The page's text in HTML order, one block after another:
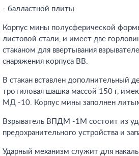
- балластной плиты
Корпус мины полусферической
листовой стали, и имеет две
стаканом для ввертывания
снаряжения корпуса ВВ.
В стакан вставлен дополнительный
тротиловая шашка массой 150 г,
МД -10. Корпус мины заполнен
Взрыватель ВПДМ -1М состоит из
предохранительного устройства и
Ударный механизм служит для